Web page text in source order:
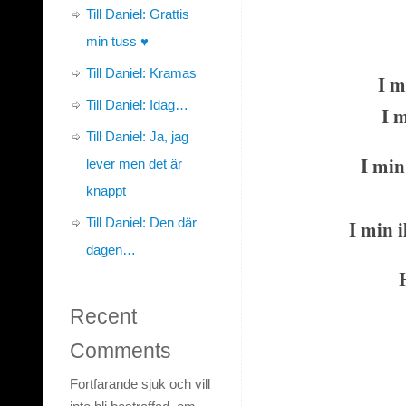
I
I
I
I min
Till Daniel: Grattis
min tuss ♥
Till Daniel: Kramas
Till Daniel: Idag…
Till Daniel: Ja, jag
lever men det är
knappt
Till Daniel: Den där
dagen…
Recent
Comments
Fortfarande sjuk och vill